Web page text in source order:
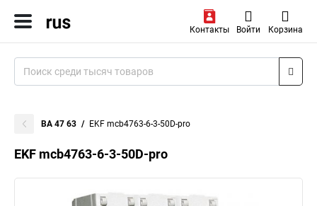
Контакты Войти Корзина
ВА 47 63 EKF mcb4763-6-3-50D-pro
EKF mcb4763-6-3-50D-pro